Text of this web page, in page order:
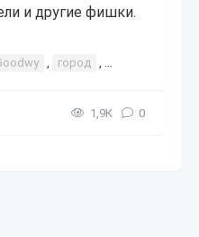
и другие фишки.
, город , города
1,9К 0